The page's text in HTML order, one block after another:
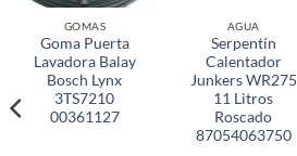
GOMAS
Goma Puerta
Lavadora Balay
Bosch Lynx
3TS7210
00361127
AGUA
Serpentín
Calentador
Junkers WR275
11 Litros
Roscado
87054063750